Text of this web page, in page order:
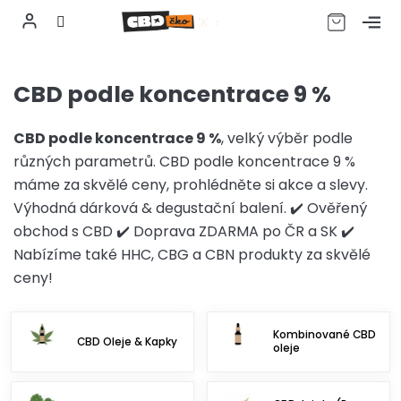
obsah
CZK
CBD podle koncentrace 9 %
CBD podle koncentrace 9 %, velký výběr podle
různých parametrů. CBD podle koncentrace 9 %
máme za skvělé ceny, prohlédněte si akce a slevy.
Výhodná dárková & degustační balení. ✔️ Ověřený
obchod s CBD ✔️ Doprava ZDARMA po ČR a SK ✔️
Nabízíme také HHC, CBG a CBN produkty za skvělé
ceny!
CBD Oleje & Kapky
Kombinované CBD
oleje